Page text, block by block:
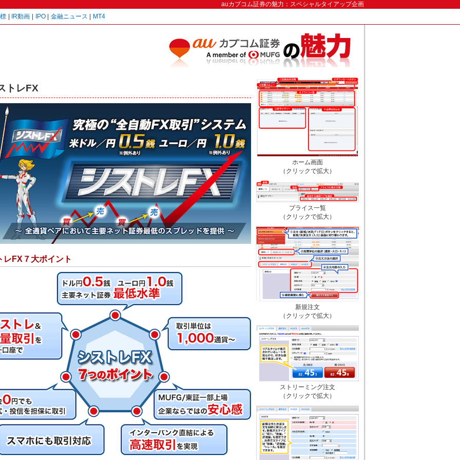
auカブコム証券の魅力：スペシャルタイアップ企画
IR動画 IPO 金融ニュース MT4
トレFX
レFX７大ポイント
ホーム画面
（クリックで拡大）
プライス一覧
（クリックで拡大）
新規注文
（クリックで拡大）
ストリーミング注文
（クリックで拡大）